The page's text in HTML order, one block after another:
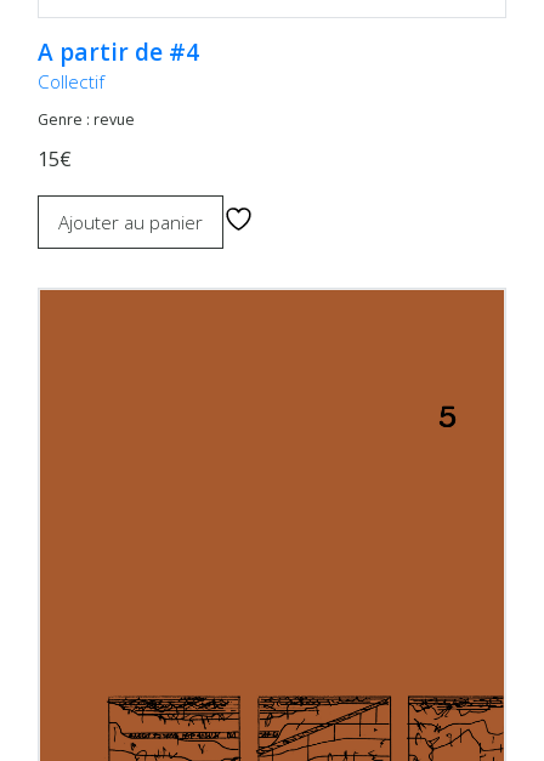
A partir de #4
Collectif
Genre : revue
15€
Ajouter au panier